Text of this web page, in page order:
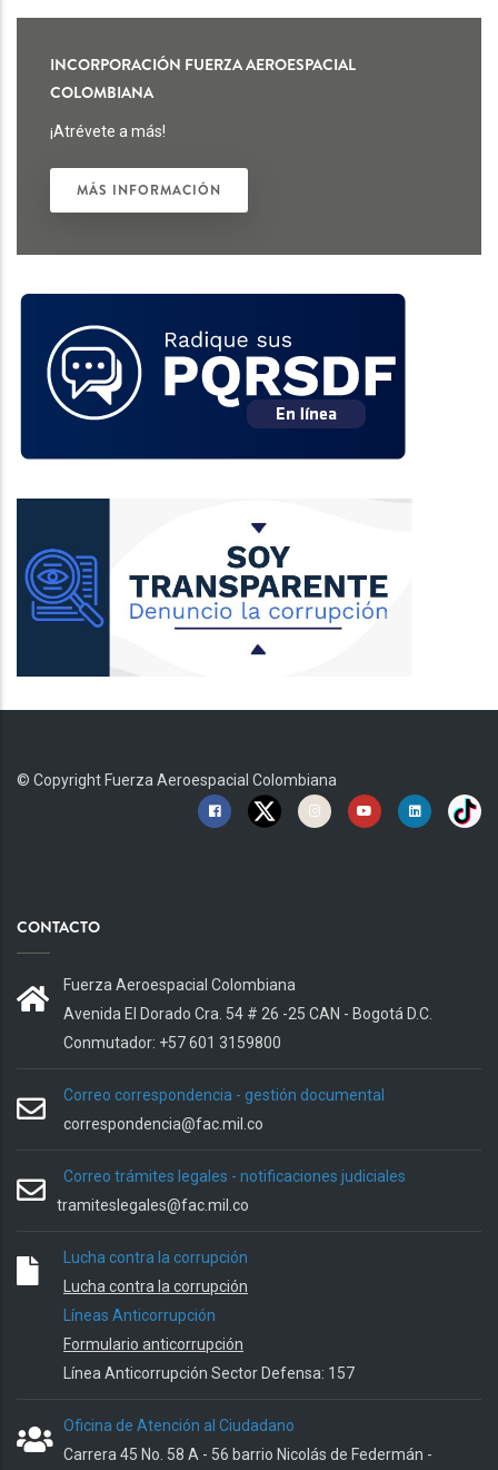
INCORPORACIÓN FUERZA AEROESPACIAL
COLOMBIANA
¡Atrévete a más!
MÁS INFORMACIÓN
© Copyright Fuerza Aeroespacial Colombiana
CONTACTO
Fuerza Aeroespacial Colombiana
Avenida El Dorado Cra. 54 # 26 -25 CAN - Bogotá D.C.
Conmutador: +57 601 3159800
Correo correspondencia - gestión documental
correspondencia@fac.mil.co
Correo trámites legales - notificaciones judiciales
tramiteslegales@fac.mil.co
Lucha contra la corrupción
Lucha contra la corrupción
Líneas Anticorrupción
Formulario anticorrupción
Línea Anticorrupción Sector Defensa: 157
Oficina de Atención al Ciudadano
Carrera 45 No. 58 A - 56 barrio Nicolás de Federmán -